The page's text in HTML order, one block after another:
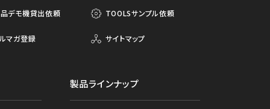
デモ機貸出依頼 TOOLSサンプル依頼
マガ登録 サイトマップ
製品ラインナップ